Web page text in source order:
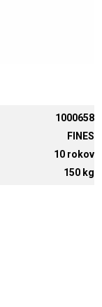
1000658
FINES
10 rokov
150 kg